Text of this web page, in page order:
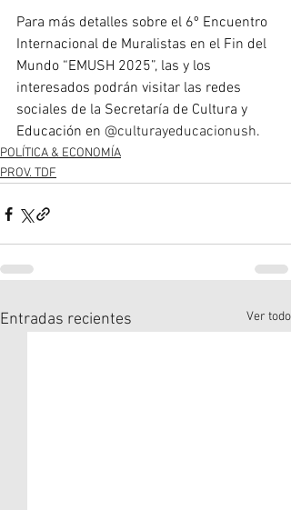
Para más detalles sobre el 6º Encuentro
Internacional de Muralistas en el Fin del
Mundo “EMUSH 2025”, las y los
interesados podrán visitar las redes
sociales de la Secretaría de Cultura y
Educación en @culturayeducacionush.
POLÍTICA & ECONOMÍA
PROV. TDF
Entradas recientes Ver todo